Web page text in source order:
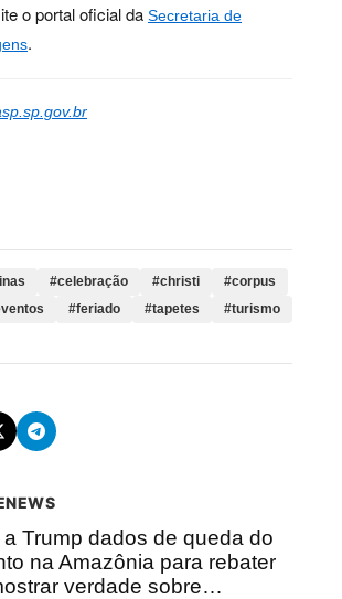
o portal oficial da Secretaria de
.
#celebração #christi
#corpus
#feriado #tapetes #turismo
Trump dados de queda do
na Amazônia para rebater
verdade sobre…